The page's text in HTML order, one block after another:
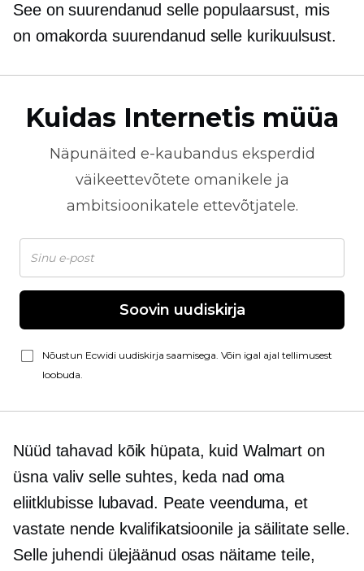
See on suurendanud selle populaarsust, mis
on omakorda suurendanud selle kurikuulsust.
Kuidas Internetis müüa
Näpunäited e-kaubandus eksperdid
väikeettevõtete omanikele ja
ambitsioonikatele ettevõtjatele.
Soovin uudiskirja
Nõustun Ecwidi uudiskirja saamisega. Võin igal ajal tellimusest
loobuda.
Nüüd tahavad kõik hüpata, kuid Walmart on
üsna valiv selle suhtes, keda nad oma
eliitklubisse lubavad. Peate veenduma, et
vastate nende kvalifikatsioonile ja säilitate selle.
Selle juhendi ülejäänud osas näitame teile,